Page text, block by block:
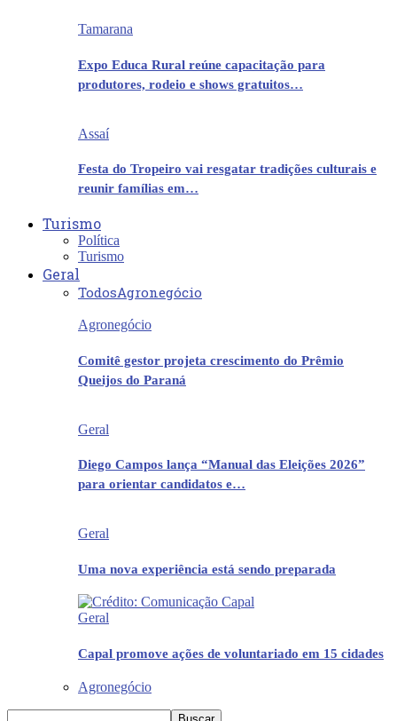
Tamarana
Expo Educa Rural reúne capacitação para
produtores, rodeio e shows gratuitos…
Assaí
Festa do Tropeiro vai resgatar tradições culturais e
reunir famílias em…
Turismo
Política
Turismo
Geral
TodosAgronegócio
Agronegócio
Comitê gestor projeta crescimento do Prêmio
Queijos do Paraná
Geral
Diego Campos lança “Manual das Eleições 2026”
para orientar candidatos e…
Geral
Uma nova experiência está sendo preparada
Geral
Capal promove ações de voluntariado em 15 cidades
Agronegócio